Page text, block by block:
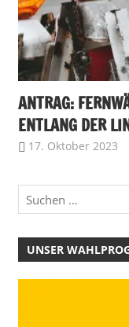
ANTRAG:
ENTLANG DER
17. Oktober 2023
UNSER